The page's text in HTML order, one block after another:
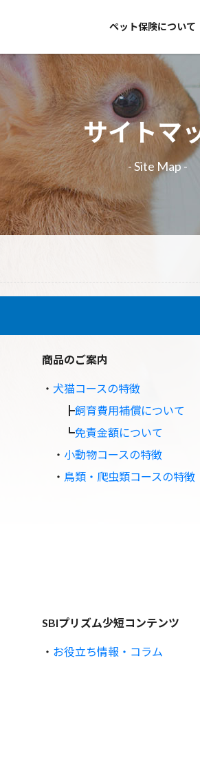
ペット保険について
サイトマ
- Site Map -
商品のご案内
・ 犬猫コースの特徴
┣飼育費用補償について
┗免責金額について
・ 小動物コースの特徴
・ 鳥類・爬虫類コースの特徴
SBIプリズム少短コンテンツ
・ お役立ち情報・コラム